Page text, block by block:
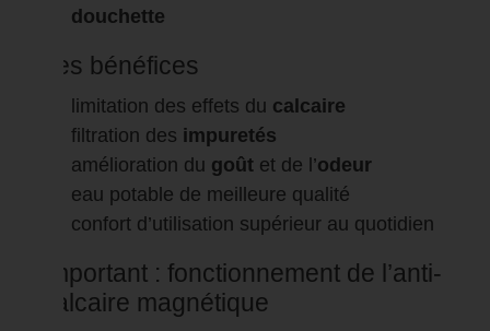
douchette
Les bénéfices
limitation des effets du calcaire
filtration des impuretés
amélioration du goût et de l’odeur
eau potable de meilleure qualité
confort d’utilisation supérieur au quotidien
Important : fonctionnement de l’anti-
calcaire magnétique